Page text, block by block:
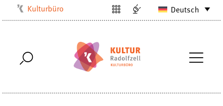
Kulturbüro
Stadtarchiv
Stadtbibliothek
Deutsch